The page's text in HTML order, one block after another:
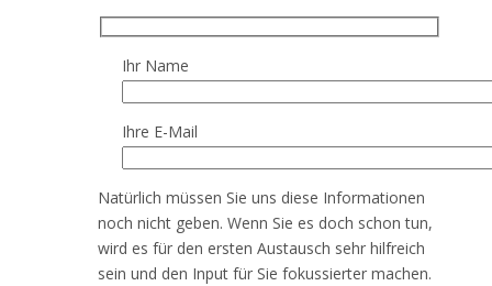
Ihr Name
Ihre E-Mail
Natürlich müssen Sie uns diese Informationen
noch nicht geben. Wenn Sie es doch schon tun,
wird es für den ersten Austausch sehr hilfreich
sein und den Input für Sie fokussierter machen.